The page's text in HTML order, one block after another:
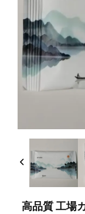
高品質 工場